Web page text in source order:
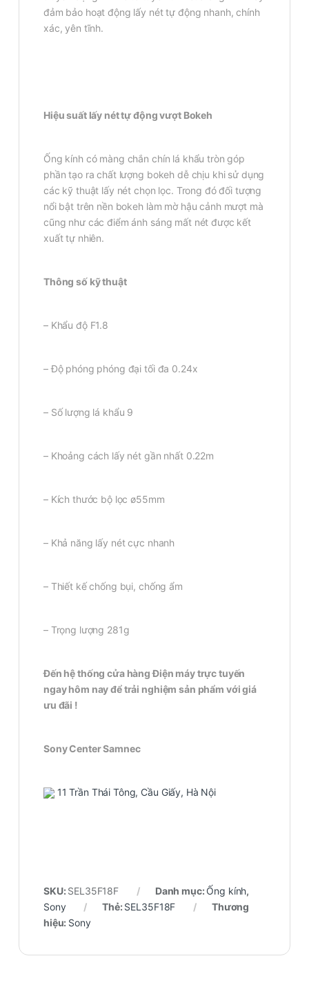
đảm bảo hoạt động lấy nét tự động nhanh, chính
xác, yên tĩnh.
Hiệu suất lấy nét tự động vượt Bokeh
Ống kính có màng chắn chín lá khẩu tròn góp
phần tạo ra chất lượng bokeh dễ chịu khi sử dụng
các kỹ thuật lấy nét chọn lọc. Trong đó đối tượng
nổi bật trên nền bokeh làm mờ hậu cảnh mượt mà
cũng như các điểm ánh sáng mất nét được kết
xuất tự nhiên.
Thông số kỹ thuật
– Khẩu độ F1.8
– Độ phóng phóng đại tối đa 0.24x
– Số lượng lá khẩu 9
– Khoảng cách lấy nét gần nhất 0.22m
– Kích thước bộ lọc ø55mm
– Khả năng lấy nét cực nhanh
– Thiết kế chống bụi, chống ẩm
– Trọng lượng 281g
Đến hệ thống cửa hàng Điện máy trực tuyến
ngay hôm nay để trải nghiệm sản phẩm với giá
ưu đãi !
Sony Center Samnec
11 Trần Thái Tông, Cầu Giấy, Hà Nội
SKU: SEL35F18F Danh mục: Ống kính,
Sony
Thẻ: SEL35F18F
Thương
hiệu: Sony